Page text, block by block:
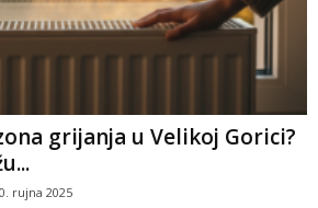
grijanja u Velikoj Gorici?
rujna 2025